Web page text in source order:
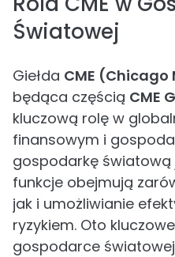
Światowej
Giełda CME
będąca częścią CME
kluczową rolę w
finansowym i
gospodarkę światową
funkcje obejmują
jak i umożliwianie
ryzykiem. Oto
gospodarce